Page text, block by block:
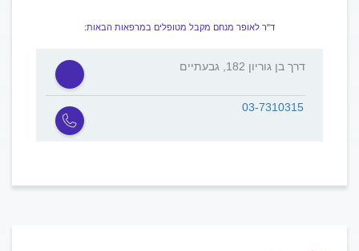
ד"ר לאופר מנחם מקבל מטופלים במרפאות הבאות:
דרך בן גוריון 182, גבעתיים
03-7310315